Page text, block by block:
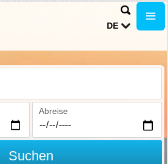
DE
Abreise
Suchen